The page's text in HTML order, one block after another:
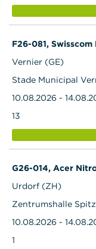
F26-081,
Vernier (GE)
Stade Municipal
10.08.2026 -
13
G26-014, Acer
Urdorf (ZH)
Zentrumshalle
10.08.2026 -
1